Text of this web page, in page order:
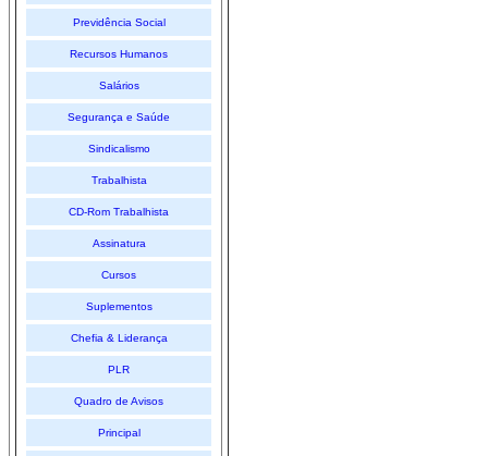
Previdência Social
Recursos Humanos
Salários
Segurança e Saúde
Sindicalismo
Trabalhista
CD-Rom Trabalhista
Assinatura
Cursos
Suplementos
Chefia & Liderança
PLR
Quadro de Avisos
Principal